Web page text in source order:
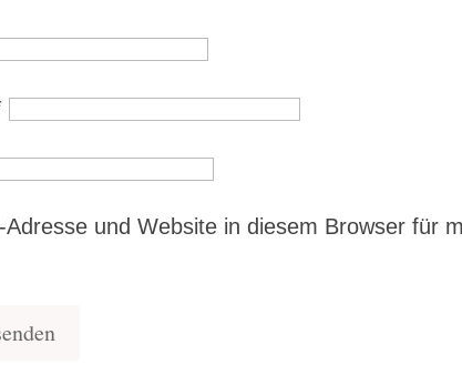
Adresse und Website in diesem Browser für